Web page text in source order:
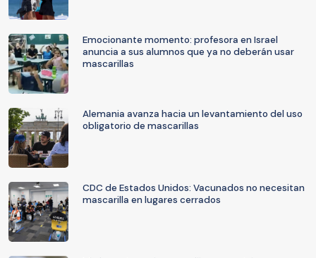
Emocionante momento: profesora en Israel
anuncia a sus alumnos que ya no deberán usar
mascarillas
Alemania avanza hacia un levantamiento del uso
obligatorio de mascarillas
CDC de Estados Unidos: Vacunados no necesitan
mascarilla en lugares cerrados